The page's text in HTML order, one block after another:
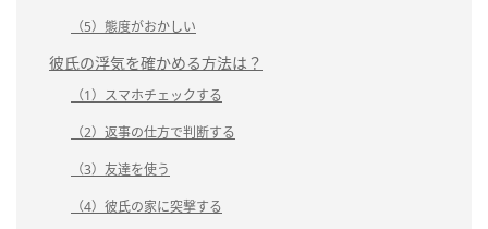
（5）態度がおかしい
彼氏の浮気を確かめる方法は？
（1）スマホチェックする
（2）返事の仕方で判断する
（3）友達を使う
（4）彼氏の家に突撃する